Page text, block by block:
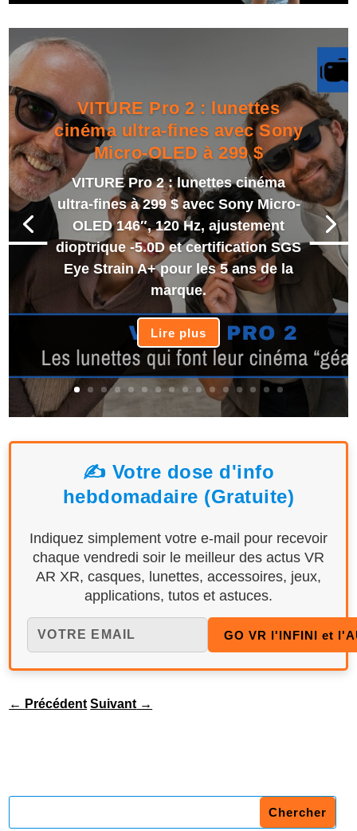
VITURE Pro 2 : lunettes
cinéma ultra-fines avec Sony
Micro-OLED à 299 $
VITURE Pro 2 : lunettes cinéma
ultra-fines à 299 $ avec Sony Micro-
OLED 146″, 120 Hz, ajustement
dioptrique -5.0D et certification SGS
Eye Strain A+ pour les 5 ans de la
marque.
Lire plus
✍️ Votre dose d'info
hebdomadaire (Gratuite)
Indiquez simplement votre e-mail pour recevoir
chaque vendredi soir le meilleur des actus VR
AR XR, casques, lunettes, accessoires, jeux,
applications, tutos et astuces.
← Précédent Suivant →